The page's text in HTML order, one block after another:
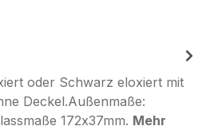
oder Schwarz eloxiert mit
Deckel.Außenmaße:
172x37mm. Mehr